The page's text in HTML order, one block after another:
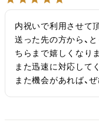
内祝いで利用させて
送った先の方から、
ちらまで嬉しくなりま
また迅速に対応して
また機会があれば、